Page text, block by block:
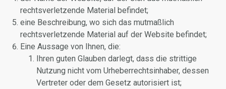
rechtsverletzende Material befindet;
eine Beschreibung, wo sich das mutmaßlich
rechtsverletzende Material auf der Website befindet;
Eine Aussage von Ihnen, die:
Ihren guten Glauben darlegt, dass die strittige
Nutzung nicht vom Urheberrechtsinhaber, dessen
Vertreter oder dem Gesetz autorisiert ist;